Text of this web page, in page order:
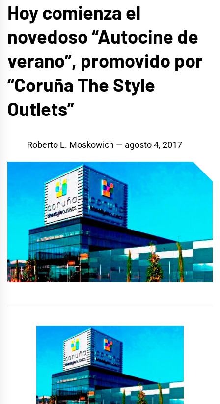
Hoy comienza el
novedoso “Autocine de
verano”, promovido por
“Coruña The Style
Outlets”
Roberto L. Moskowich agosto 4, 2017